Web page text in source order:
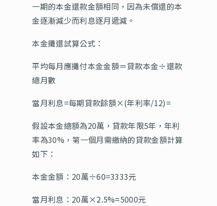
一期的本金還款金額相同，因為未償還的本
金逐漸減少而利息逐月遞減。
本金攤還試算公式：
平均每月應攤付本金金額＝貸款本金÷還款
總月數
當月利息=每期貸款餘額×(年利率/12)=
假設本金總額為20萬，貸款年限5年，年利
率為30%，第一個月需繳納的貸款金額計算
如下：
本金金額：20萬÷60=3333元
當月利息：20萬×2.5%=5000元